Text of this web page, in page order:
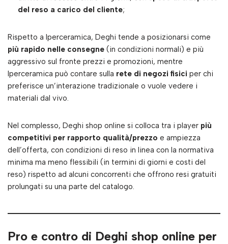
del reso a carico del cliente;
Rispetto a Iperceramica, Deghi tende a posizionarsi come
più rapido nelle consegne (in condizioni normali) e più
aggressivo sul fronte prezzi e promozioni, mentre
Iperceramica può contare sulla rete di negozi fisici per chi
preferisce un’interazione tradizionale o vuole vedere i
materiali dal vivo.
Nel complesso, Deghi shop online si colloca tra i player più
competitivi per rapporto qualità/prezzo e ampiezza
dell’offerta, con condizioni di reso in linea con la normativa
minima ma meno flessibili (in termini di giorni e costi del
reso) rispetto ad alcuni concorrenti che offrono resi gratuiti
prolungati su una parte del catalogo.
Pro e contro di Deghi shop online per